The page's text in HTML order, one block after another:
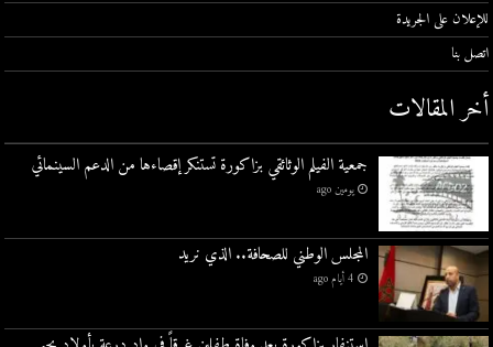
للإعلان على الجريدة
اتصل بنا
أخر المقالات
جمعية الفيلم الوثائقي بزاكورة تستنكر إقصاءها من الدعم السينمائي
يومين ago
المجلس الوطني للصحافة.. الذي نريد
4 أيام ago